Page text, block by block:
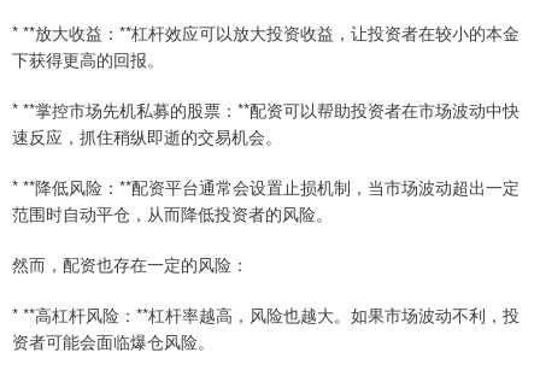
* **放大收益：**杠杆效应可以放大投资收益，让投资者在较小的本金
下获得更高的回报。
* **掌控市场先机私募的股票：**配资可以帮助投资者在市场波动中快
速反应，抓住稍纵即逝的交易机会。
* **降低风险：**配资平台通常会设置止损机制，当市场波动超出一定
范围时自动平仓，从而降低投资者的风险。
然而，配资也存在一定的风险：
* **高杠杆风险：**杠杆率越高，风险也越大。如果市场波动不利，投
资者可能会面临爆仓风险。